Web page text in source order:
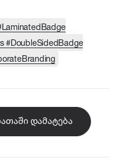
#DoubleSidedBadge
ᲓᲐᲛᲐᲢᲔᲑᲐ